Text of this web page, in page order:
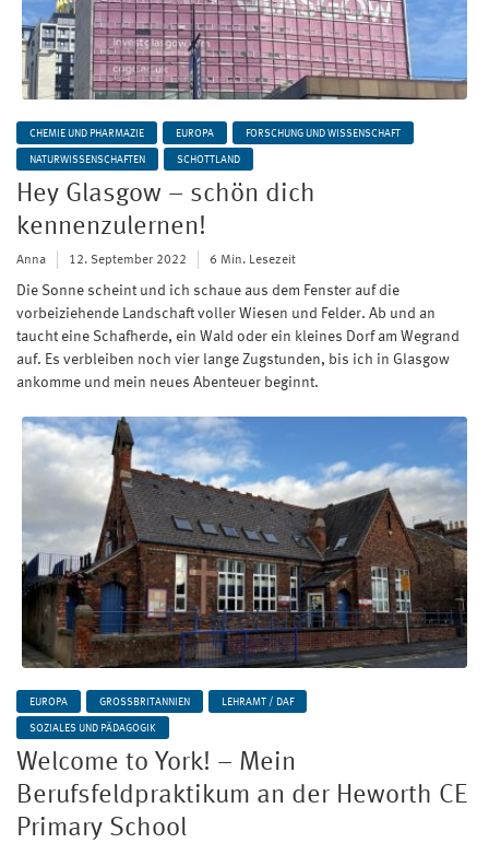
CHEMIE UND PHARMAZIE EUROPA FORSCHUNG UND WISSENSCHAFT
NATURWISSENSCHAFTEN SCHOTTLAND
Hey Glasgow – schön dich
kennenzulernen!
Anna 12. September 2022 6 Min. Lesezeit
Die Sonne scheint und ich schaue aus dem Fenster auf die
vorbeiziehende Landschaft voller Wiesen und Felder. Ab und an
taucht eine Schafherde, ein Wald oder ein kleines Dorf am Wegrand
auf. Es verbleiben noch vier lange Zugstunden, bis ich in Glasgow
ankomme und mein neues Abenteuer beginnt.
EUROPA GROSSBRITANNIEN LEHRAMT / DAF
SOZIALES UND PÄDAGOGIK
Welcome to York! – Mein
Berufsfeldpraktikum an der Heworth CE
Primary School